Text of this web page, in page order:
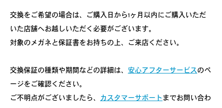
交換をご希望の場合は、ご購入日から1ヶ月以内にご購入いただ
いた店舗へお越しいただく必要がございます。
対象のメガネと保証書をお持ちの上、ご来店ください。
交換保証の種類や期間などの詳細は、 安心アフターサービスのペ
ージをご確認ください。
ご不明点がございましたら、 カスタマーサポート までお問い合わ